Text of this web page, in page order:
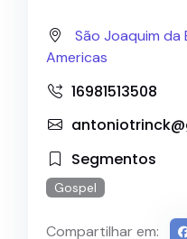
São Joaquim da
Americas
16981513508
Segmentos
Gospel
Compartilhar em: